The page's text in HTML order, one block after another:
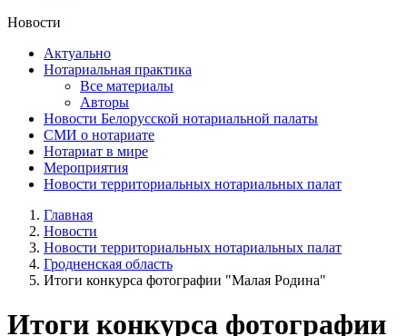
Новости
Актуально
Нотариальная практика
Все материалы
Авторы
Новости Белорусской нотариальной палаты
СМИ о нотариате
Нотариат в мире
Мероприятия
Новости территориальных нотариальных палат
Главная
Новости
Новости территориальных нотариальных палат
Гродненская область
Итоги конкурса фотографии "Малая Родина"
Итоги конкурса фотографии